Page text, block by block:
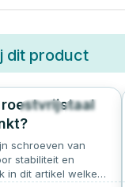
dit product
340 5.0
schroeven van
stabiliteit en
in dit artikel welke